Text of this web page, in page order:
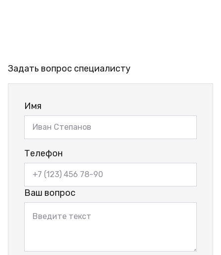
Задать вопрос специалисту
Имя
Телефон
Ваш вопрос